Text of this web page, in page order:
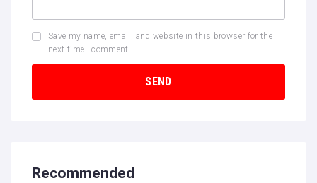
Save my name, email, and website in this browser for the
next time I comment.
Recommended